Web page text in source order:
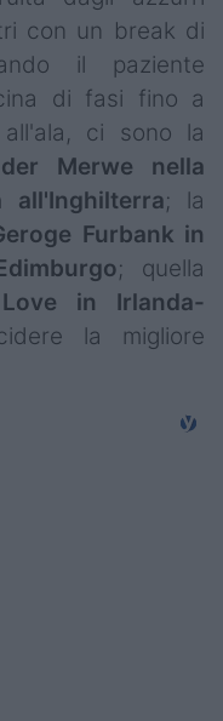
con un break di
il paziente
di fasi fino a
ci sono la
Merwe nella
; la
Furbank in
; quella
in Irlanda-
la migliore